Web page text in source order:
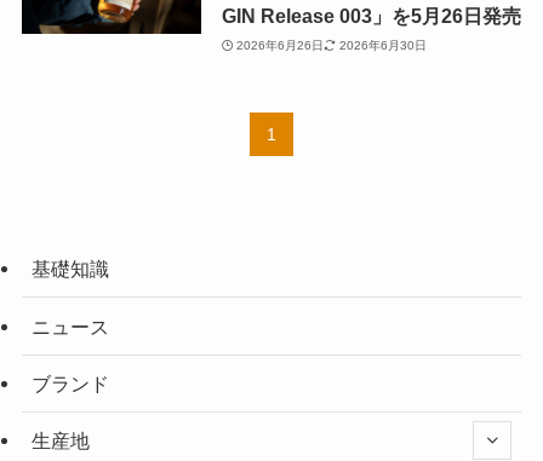
GIN Release 003」を5月26日発売
2026年6月26日 2026年6月30日
1
基礎知識
ニュース
ブランド
生産地